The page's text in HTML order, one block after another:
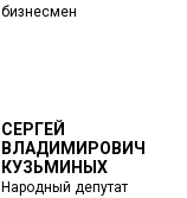
бизнесмен
СЕРГЕЙ
ВЛАДИМИРОВИЧ
КУЗЬМИНЫХ
Народный депутат